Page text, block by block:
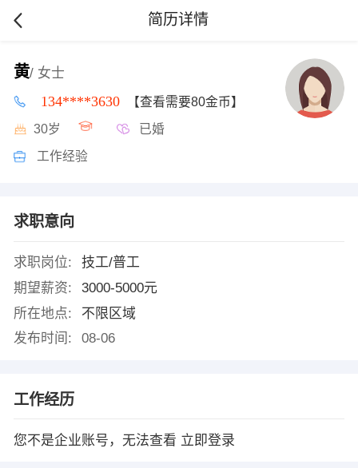
简历详情
黄/ 女士
134****3630 【查看需要80金币】
30岁 已婚
工作经验
求职意向
求职岗位:
技工/普工
期望薪资:
3000-5000元
所在地点:
不限区域
发布时间:
08-06
工作经历
您不是企业账号，无法查看 立即登录